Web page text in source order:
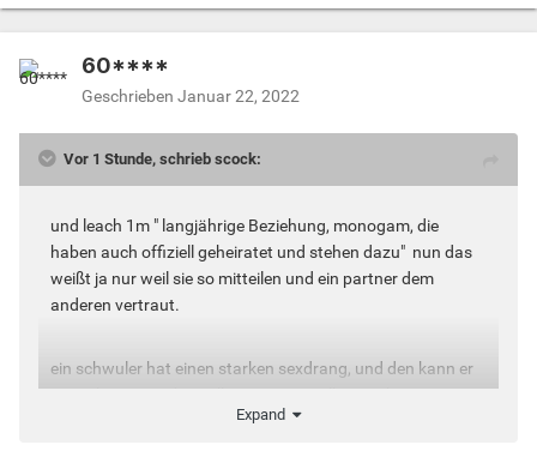
60****
Geschrieben Januar 22, 2022
Vor 1 Stunde, schrieb scock:
und leach 1m " langjährige Beziehung, monogam, die
haben auch offiziell geheiratet und stehen dazu" nun das
weißt ja nur weil sie so mitteilen und ein partner dem
anderen vertraut.
ein schwuler hat einen starken sexdrang, und den kann er
niemals mit nur demselben partner stillen, weil es immer
dinge gibt, die man selbst, aber der jeweilige partner vlt.
Expand